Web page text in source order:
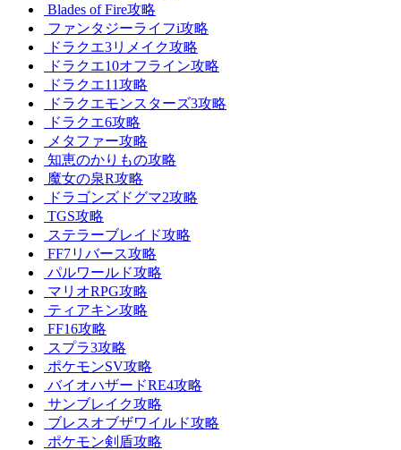
Blades of Fire攻略
ファンタジーライフi攻略
ドラクエ3リメイク攻略
ドラクエ10オフライン攻略
ドラクエ11攻略
ドラクエモンスターズ3攻略
ドラクエ6攻略
メタファー攻略
知恵のかりもの攻略
魔女の泉R攻略
ドラゴンズドグマ2攻略
TGS攻略
ステラーブレイド攻略
FF7リバース攻略
パルワールド攻略
マリオRPG攻略
ティアキン攻略
FF16攻略
スプラ3攻略
ポケモンSV攻略
バイオハザードRE4攻略
サンブレイク攻略
ブレスオブザワイルド攻略
ポケモン剣盾攻略